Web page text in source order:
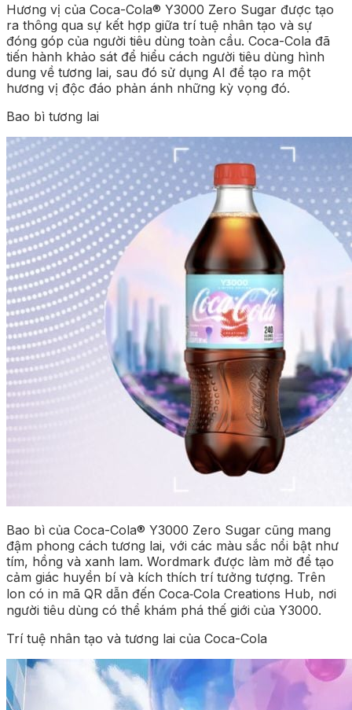
Hương vị của Coca-Cola® Y3000 Zero Sugar được tạo
ra thông qua sự kết hợp giữa trí tuệ nhân tạo và sự
đóng góp của người tiêu dùng toàn cầu. Coca-Cola đã
tiến hành khảo sát để hiểu cách người tiêu dùng hình
dung về tương lai, sau đó sử dụng AI để tạo ra một
hương vị độc đáo phản ánh những kỳ vọng đó.
Bao bì tương lai
Bao bì của Coca-Cola® Y3000 Zero Sugar cũng mang
đậm phong cách tương lai, với các màu sắc nổi bật như
tím, hồng và xanh lam. Wordmark được làm mờ để tạo
cảm giác huyền bí và kích thích trí tưởng tượng. Trên
lon có in mã QR dẫn đến Coca‑Cola Creations Hub, nơi
người tiêu dùng có thể khám phá thế giới của Y3000.
Trí tuệ nhân tạo và tương lai của Coca-Cola